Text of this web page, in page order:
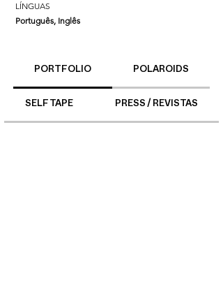
LÍNGUAS
Português, Inglês
PORTFOLIO POLAROIDS
SELF TAPE PRESS / REVISTAS